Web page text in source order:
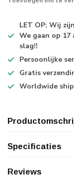
LET OP: Wij
We gaan op 17
slag!!
Persoonlijke
Gratis
Worldwide
Specificaties
Reviews